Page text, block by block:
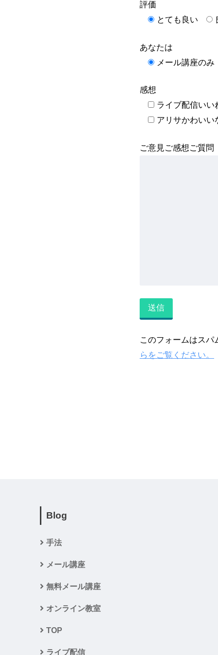
評価
とても良い
あなたは
メール講座のみ
感想
ライブ配信いい
アリサかわいい
ご意見ご感想ご質問
このフォームはス
らをご覧ください。
Blog
手法
メール講座
無料メール講座
オンライン教室
TOP
ライブ配信